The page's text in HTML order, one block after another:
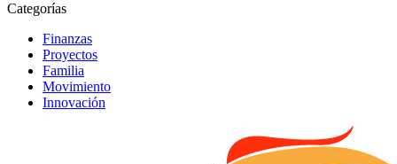
Categorías
Finanzas
Proyectos
Familia
Movimiento
Innovación